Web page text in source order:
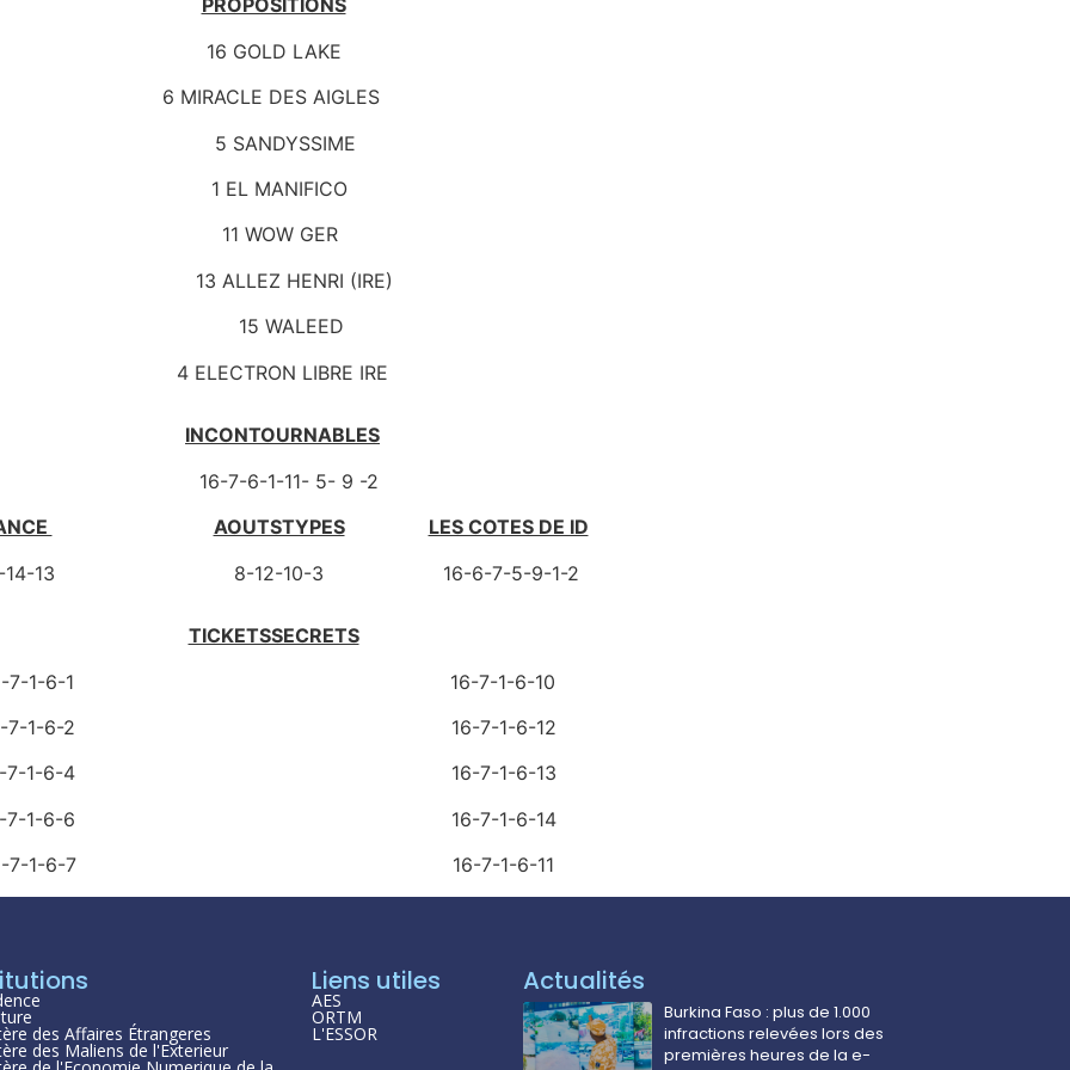
PROPOSITIONS
16 GOLD LAKE
6 MIRACLE DES AIGLES
5 SANDYSSIME
1 EL MANIFICO
11 WOW GER
13 ALLEZ HENRI (IRE)
15 WALEED
4 ELECTRON LIBRE IRE
INCONTOURNABLES
16-7-6-1-11- 5- 9 -2
AOUTSTYPES
LES COTES DE ID
4-14-13 8-12-10-3 16-6-7-5-9-1-2
TICKETSSECRETS
7-1-6-1 16-7-1-6-10
7-1-6-2 16-7-1-6-12
7-1-6-4 16-7-1-6-13
7-1-6-6 16-7-1-6-14
7-1-6-7 16-7-1-6-11
des Affaires Étrangeres
des Maliens de l'Exterieur
Liens utiles
AES
ORTM
L'ESSOR
Actualités
Burkina Faso : plus de 1.000
infractions relevées lors des
premières heures de la e-